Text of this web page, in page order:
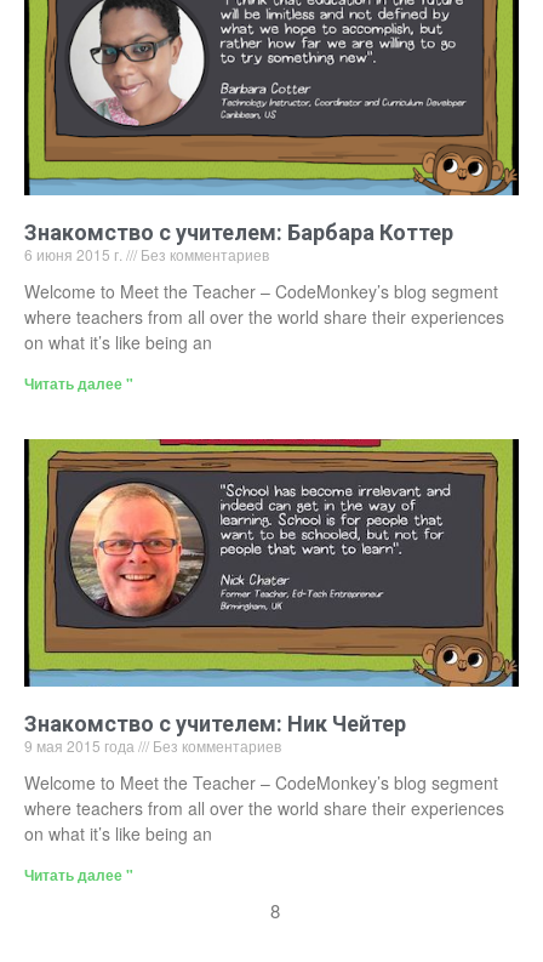
Знакомство с учителем: Барбара Коттер
6 июня 2015 г. Без комментариев
Welcome to Meet the Teacher – CodeMonkey’s blog segment
where teachers from all over the world share their experiences
on what it’s like being an
Читать далее "
Знакомство с учителем: Ник Чейтер
9 мая 2015 года Без комментариев
Welcome to Meet the Teacher – CodeMonkey’s blog segment
where teachers from all over the world share their experiences
on what it’s like being an
Читать далее "
8